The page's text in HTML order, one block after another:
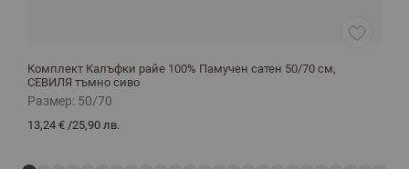
Комплект Калъфки райе 100% Памучен сатен 50/70 см,
СЕВИЛЯ тъмно сиво
Размер: 50/70
13,24 € /25,90 лв.